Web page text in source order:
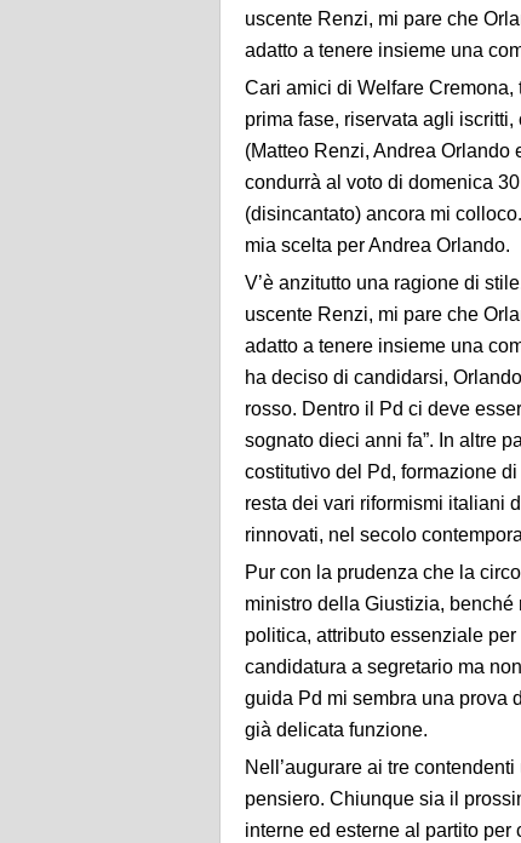
uscente Renzi, mi pare che
adatto a tenere insieme una
Cari amici di Welfare
prima fase, riservata agli
(Matteo Renzi, Andrea
condurrà al voto di domenica
(disincantato) ancora mi
mia scelta per Andrea Orlando.
V’è anzitutto una ragione di
uscente Renzi, mi pare che
adatto a tenere insieme una
ha deciso di candidarsi,
rosso. Dentro il Pd ci deve
sognato dieci anni fa”. In altre
costitutivo del Pd, formazione
resta dei vari riformismi italiani
rinnovati, nel secolo
Pur con la prudenza che la
ministro della Giustizia,
politica, attributo essenziale
candidatura a segretario ma
guida Pd mi sembra una prova
già delicata funzione.
Nell’augurare ai tre
pensiero. Chiunque sia il
interne ed esterne al partito